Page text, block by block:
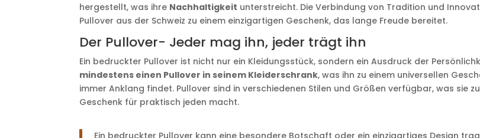
hergestellt, was ihre Nachhaltigkeit unterstreicht. Die Verbindung von Tradition und
Pullover aus der Schweiz zu einem einzigartigen Geschenk, das lange Freude bereitet.
Der Pullover- Jeder mag ihn, jeder trägt ihn
Ein bedruckter Pullover ist nicht nur ein Kleidungsstück, sondern ein Ausdruck der
mindestens einen Pullover in seinem Kleiderschrank, was ihn zu einem universellen
immer Anklang findet. Pullover sind in verschiedenen Stilen und Größen verfügbar, was sie
Geschenk für praktisch jeden macht.
Ein bedruckter Pullover kann eine besondere Botschaft oder ein einzigartiges Design